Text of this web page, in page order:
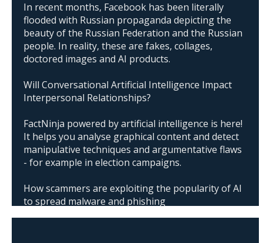
In recent months, Facebook has been literally
flooded with Russian propaganda depicting the
beauty of the Russian Federation and the Russian
people. In reality, these are fakes, collages,
doctored images and AI products.
Will Conversational Artificial Intelligence Impact
Interpersonal Relationships?
FactNinja powered by artificial intelligence is here!
It helps you analyse graphical content and detect
manipulative techniques and argumentative flaws
- for example in election campaigns.
How scammers are exploiting the popularity of AI
to spread malware and phishing